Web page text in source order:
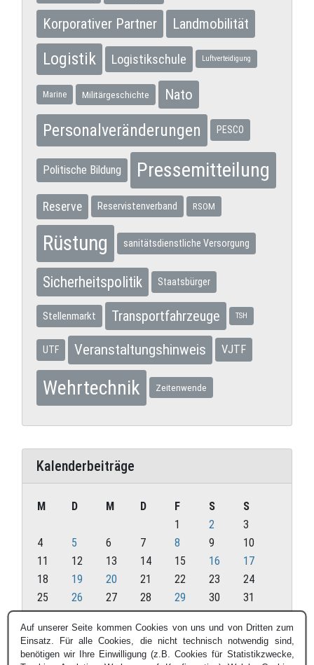
Korporativer Partner Landmobilität
Logistik Logistikschule Luftverteidigung
Marine Militärgeschichte Nato
Personalveränderungen PESCO
Politische Bildung Pressemitteilung
Reserve Reservistenverband RSOM
Rüstung sanitätsdienstliche Versorgung
Sicherheitspolitik Staatsbürger
Stellenmarkt Transportfahrzeuge TSH
UTF Veranstaltungshinweis VJTF
Wehrtechnik Zeitenwende
Kalenderbeiträge
Oktober 2021
M D M D F S
S
1
2
3
4
5 6 7 8 9
10
11
12 13 14 15 16
17
18
19 20 21 22 23
24
25
26 27 28 29 30 31
« Sep. Nov. »
Auf unserer Seite kommen Cookies von uns und von Dritten zum
Einsatz. Für alle Cookies, die nicht technisch notwendig sind,
benötigen wir Ihre Einwilligung (z.B. Cookies für Statistikzwecke,